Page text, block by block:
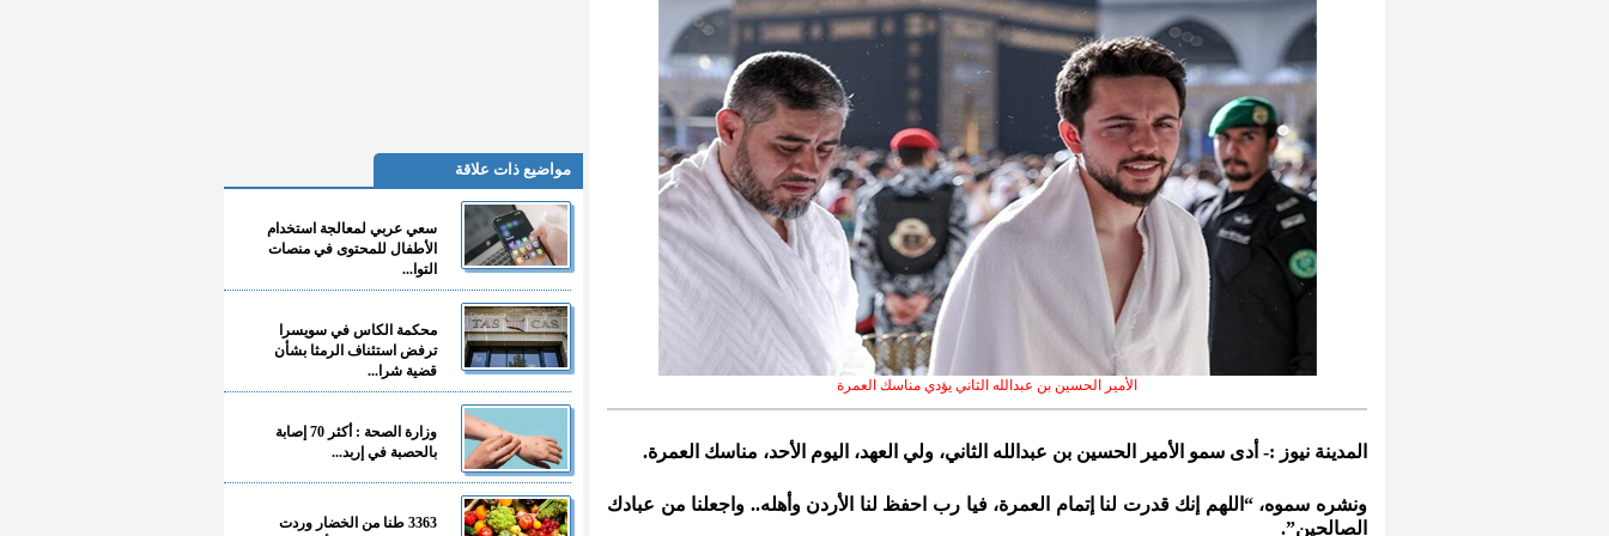
الأمير الحسين بن عبدالله الثاني يؤدي مناسك العمرة
المدينة نيوز :- أدى سمو الأمير الحسين بن عبدالله الثاني، ولي العهد، اليوم الأحد، مناسك العمرة.
ونشره سموه، “اللهم إنك قدرت لنا إتمام العمرة، فيا رب احفظ لنا الأردن وأهله.. واجعلنا من عبادك
الصالحين”.
مواضيع ذات علاقة
سعي عربي لمعالجة استخدام
الأطفال للمحتوى في منصات
التوا...
محكمة الكاس في سويسرا
ترفض استئناف الرمثا بشأن
قضية شرا...
وزارة الصحة : أكثر 70 إصابة
بالحصبة في إربد...
3363 طنا من الخضار وردت